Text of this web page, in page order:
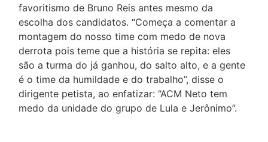
favoritismo de Bruno Reis antes mesmo da
escolha dos candidatos. “Começa a comentar a
montagem do nosso time com medo de nova
derrota pois teme que a história se repita: eles
são a turma do já ganhou, do salto alto, e a gente
é o time da humildade e do trabalho”, disse o
dirigente petista, ao enfatizar: “ACM Neto tem
medo da unidade do grupo de Lula e Jerônimo”.